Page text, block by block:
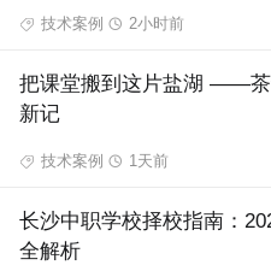
技术案例 2小时前
把课堂搬到这片盐湖 ——茶
新记
技术案例 1天前
长沙中职学校择校指南：
全解析